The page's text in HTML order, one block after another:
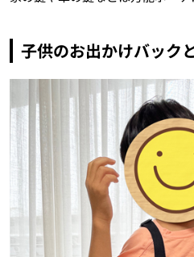
子供のお出かけバック